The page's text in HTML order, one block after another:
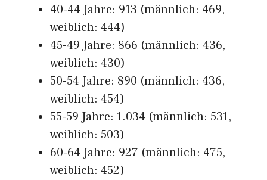
40-44 Jahre: 913 (männlich: 469,
weiblich: 444)
45-49 Jahre: 866 (männlich: 436,
weiblich: 430)
50-54 Jahre: 890 (männlich: 436,
weiblich: 454)
55-59 Jahre: 1.034 (männlich: 531,
weiblich: 503)
60-64 Jahre: 927 (männlich: 475,
weiblich: 452)